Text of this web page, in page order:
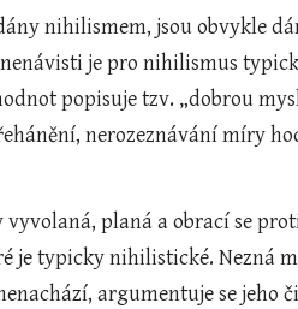
nihilismem, jsou obvykle
je pro nihilismus
popisuje tzv. „dobrou
nerozeznávání míry
planá a obrací se
je typicky nihilistické. Nezná
argumentuje se jeho